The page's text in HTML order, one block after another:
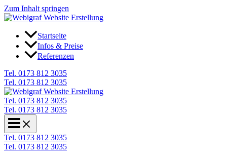
Zum Inhalt springen
Startseite
Infos & Preise
Referenzen
Tel. 0173 812 3035
Tel. 0173 812 3035
Tel. 0173 812 3035
Tel. 0173 812 3035
Tel. 0173 812 3035
Tel. 0173 812 3035